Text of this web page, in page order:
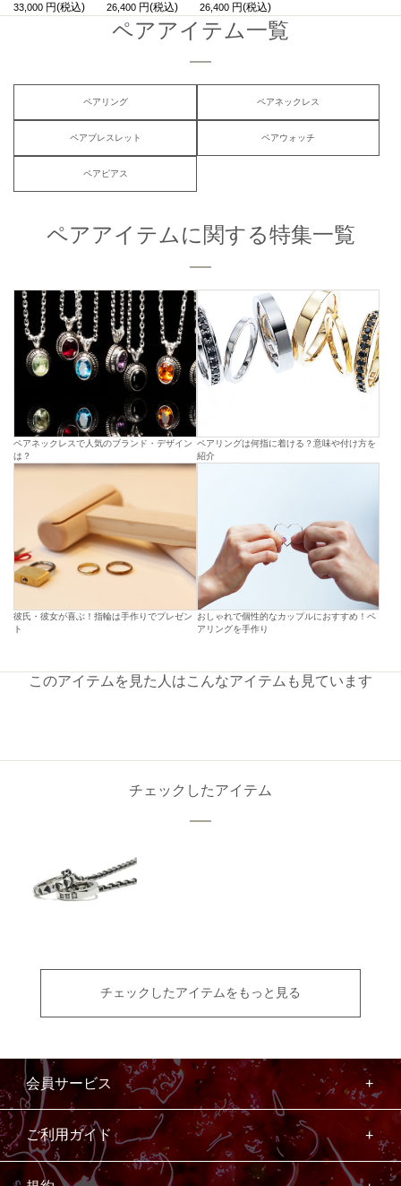
33,000
26,400
26,400
ペアアイテム一覧
ペアリング ペアネックレス
ペアブレスレット ペアウォッチ
ペアピアス
ペアアイテムに関する特集一覧
ペアネックレスで人気のブランド・デザイン
は？
ペアリングは何指に着ける？意味や付け方を
紹介
彼氏・彼女が喜ぶ！指輪は手作りでプレゼン
ト
おしゃれで個性的なカップルにおすすめ！ペ
アリングを手作り
このアイテムを見た人はこんなアイテムも見ています
チェックしたアイテム
チェックしたアイテムをもっと見る
会員サービス
ご利用ガイド